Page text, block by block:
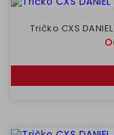
Tričko CXS